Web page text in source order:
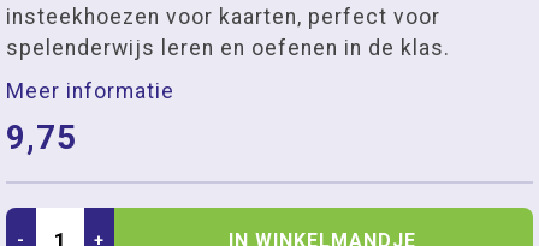
insteekhoezen voor kaarten, perfect voor
spelenderwijs leren en oefenen in de klas.
Meer informatie
9,75
- + IN WINKELMANDJE